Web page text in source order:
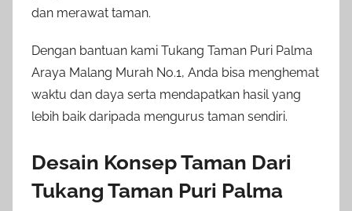
dan merawat taman.
Dengan bantuan kami Tukang Taman Puri Palma
Araya Malang Murah No.1, Anda bisa menghemat
waktu dan daya serta mendapatkan hasil yang
lebih baik daripada mengurus taman sendiri.
Desain Konsep Taman Dari
Tukang Taman Puri Palma